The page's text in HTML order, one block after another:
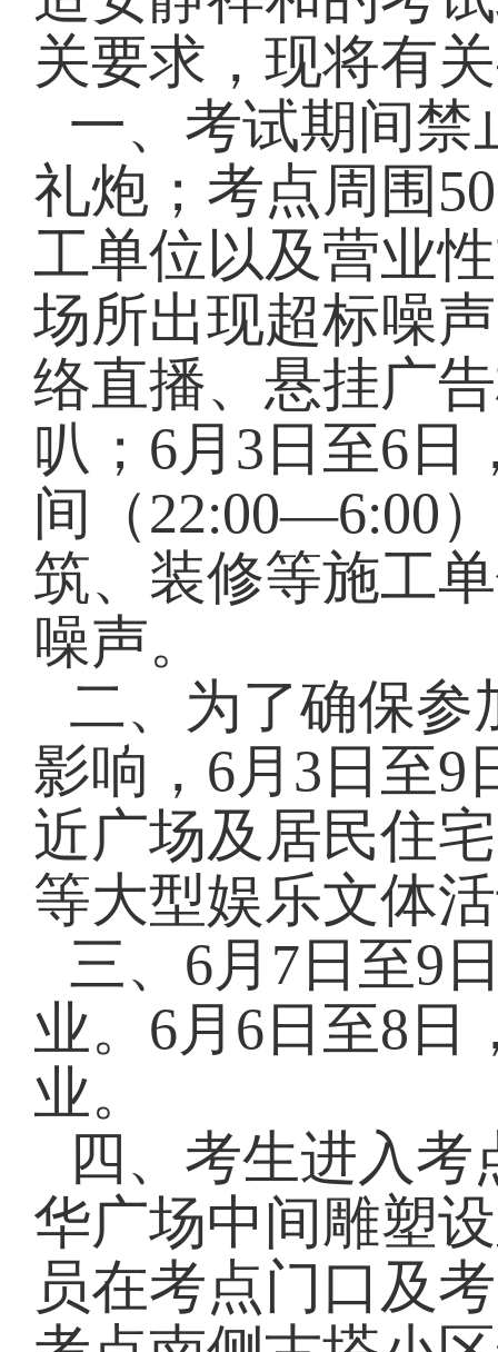
关要求，现将有
一、考试期间禁
礼炮；考点周围
工单位以及营业
场所出现超标噪
络直播、悬挂广
叭；6月3日至6日
间（22:00—6:00
筑、装修等施工
噪声。
二、为了确保参
影响，6月3日至9
近广场及居民住
等大型娱乐文体
三、6月7日至9
业。6月6日至8日
业。
四、考生进入
华广场中间雕塑
员在考点门口及